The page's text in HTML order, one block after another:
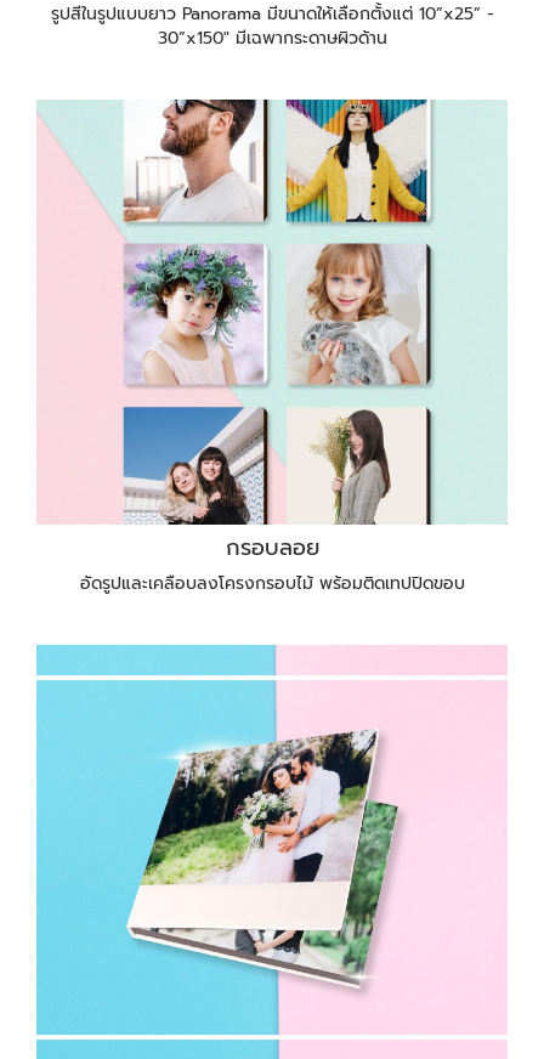
รูปสีในรูปแบบยาว Panorama มีขนาดให้เลือกตั้งแต่ 10”x25” -
30”x150" มีเฉพากระดาษผิวด้าน
กรอบลอย
อัดรูปและเคลือบลงโครงกรอบไม้ พร้อมติดเทปปิดขอบ